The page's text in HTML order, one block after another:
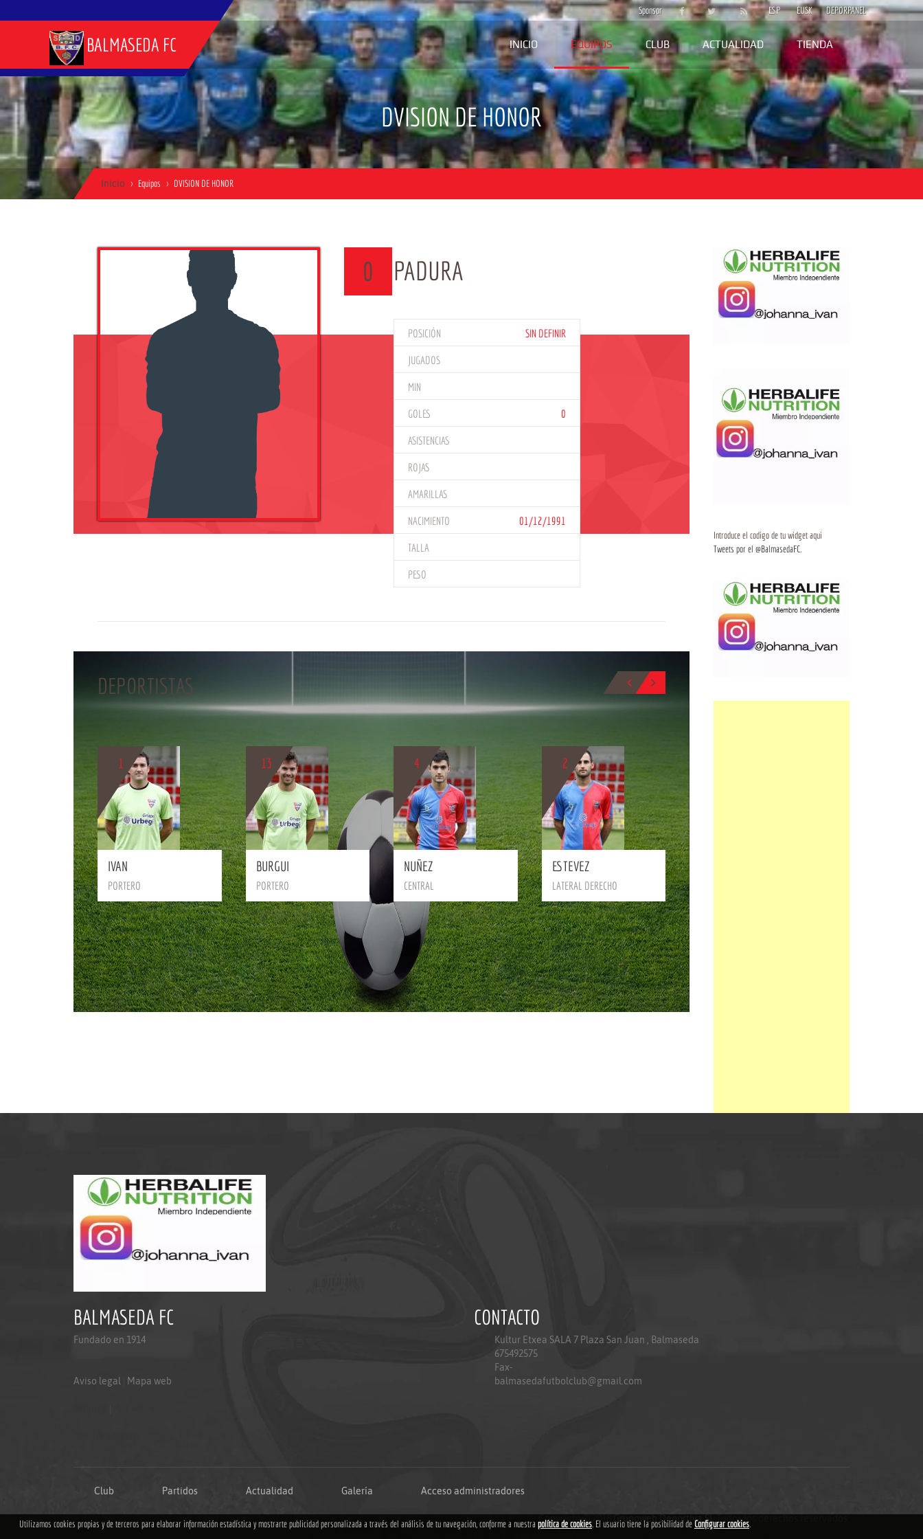
Sponsor ESP EUSK DEPORPANEL
BALMASEDA FC INICIO EQUIPOS CLUB ACTUALIDAD TIENDA
DVISION DE HONOR
Inicio Equipos DVISION DE HONOR
0 PADURA
POSICIÓN SIN DEFINIR
JUGADOS
MIN
GOLES 0
ASISTENCIAS
ROJAS
AMARILLAS
NACIMIENTO 01/12/1991
TALLA
PESO
DEPORTISTAS
1
BIO
IVAN
PORTERO
13
BIO
BURGUI
PORTERO
4
BIO
NUÑEZ
CENTRAL
2
ESTEVEZ
LATERAL DERECHO
BIO
Introduce el codigo de tu widget aqui
Tweets por el @BalmasedaFC.
BALMASEDA FC
Fundado en 1914
Aviso legal Mapa web
CONTACTO
Kultur Etxea SALA 7 Plaza San Juan , Balmaseda
675492575
Fax-
balmasedafutbolclub@gmail.com
Club Partidos Actualidad Galería Acceso administradores
Copyright © 2018 Grupoweb Deportiva SL .Todos los derechos reservados.
Utilizamos cookies propias y de terceros para elaborar información estadística y mostrarte publicidad personalizada a través del análisis de tu navegación, conforme a nuestra política de cookies. El usuario tiene la posibilidad de Configurar cookies.